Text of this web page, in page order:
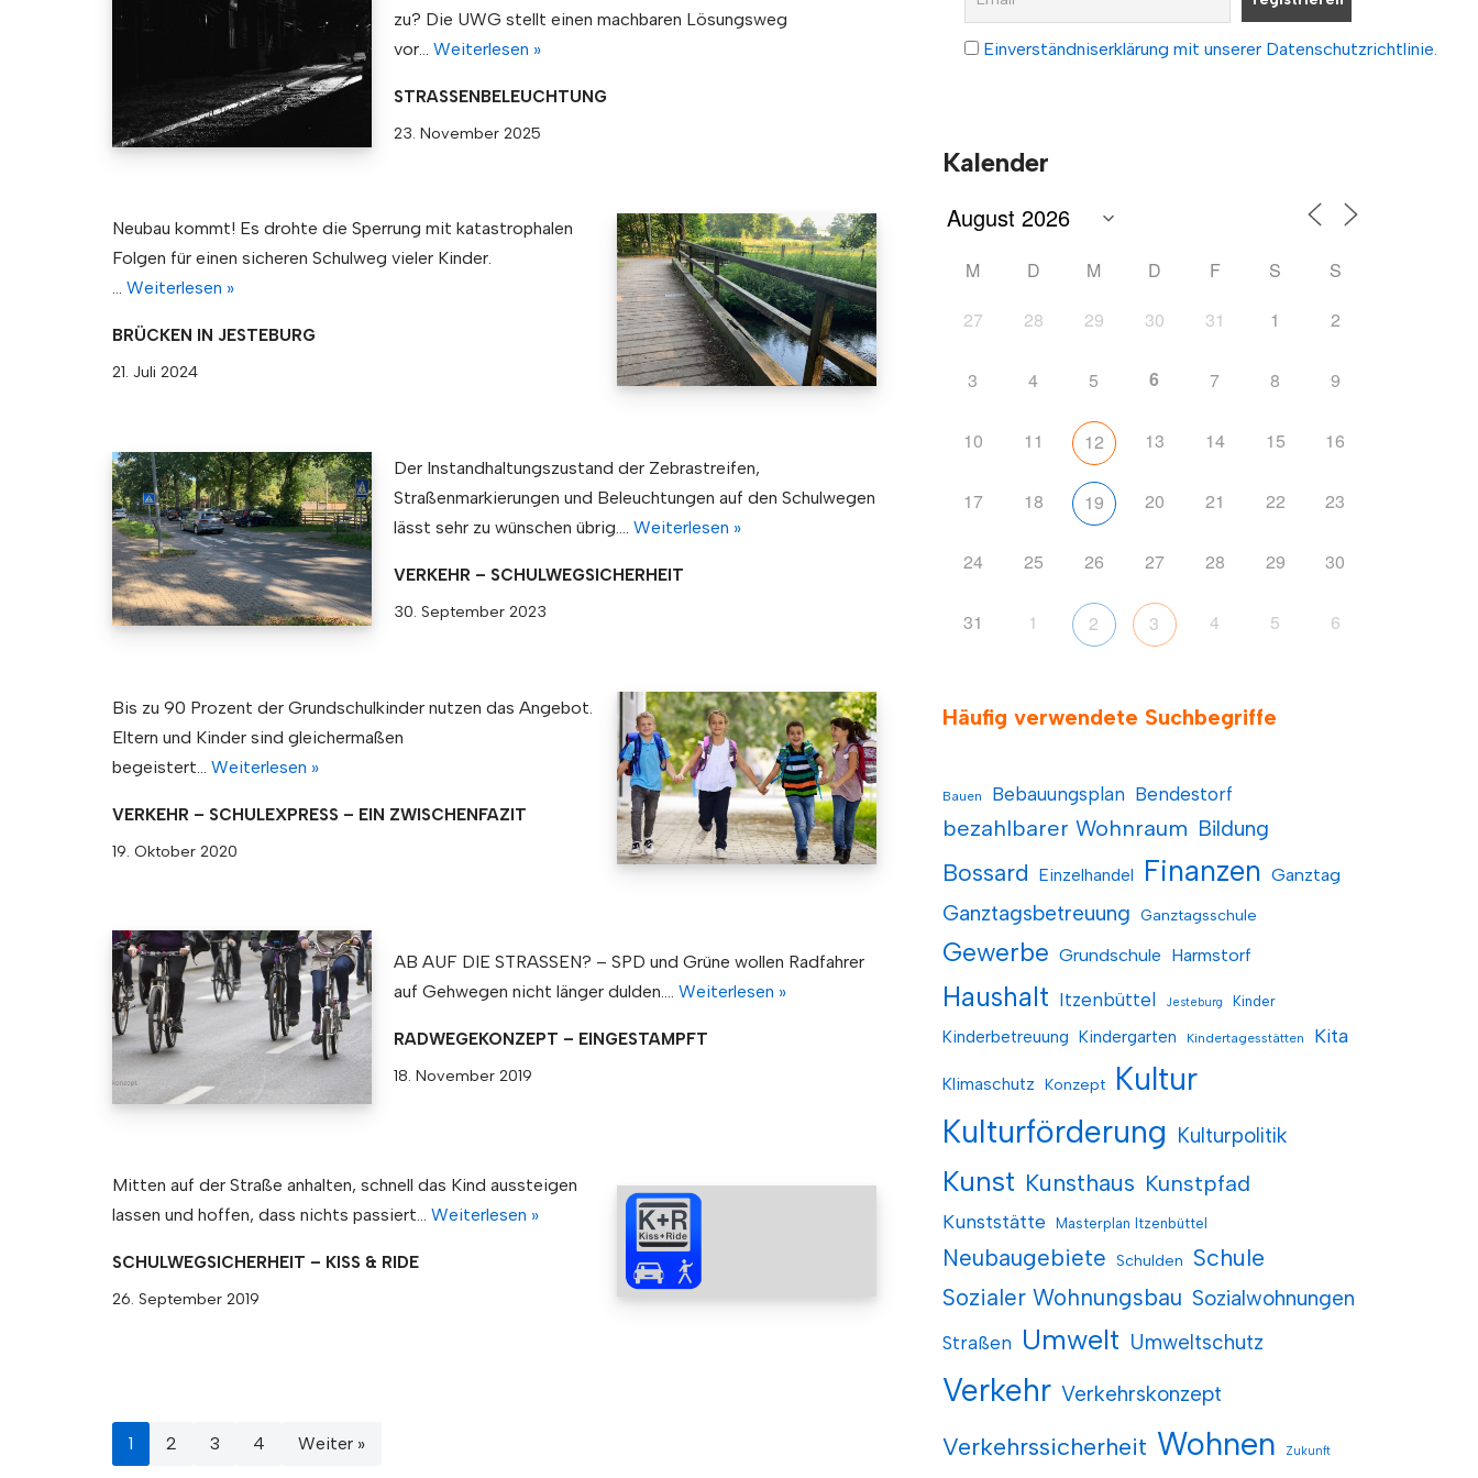
zu? Die UWG stellt einen machbaren Lösungsweg
vor…Weiterlesen »
STRASSENBELEUCHTUNG
23. November 2025
Neubau kommt! Es drohte die Sperrung mit katastrophalen
Folgen für einen sicheren Schulweg vieler Kinder.
… Weiterlesen »
BRÜCKEN IN JESTEBURG
21. Juli 2024
Der Instandhaltungszustand der Zebrastreifen,
Straßenmarkierungen und Beleuchtungen auf den Schulwegen
lässt sehr zu wünschen übrig.…Weiterlesen »
VERKEHR – SCHULWEGSICHERHEIT
30. September 2023
Bis zu 90 Prozent der Grundschulkinder nutzen das Angebot.
Eltern und Kinder sind gleichermaßen
begeistert… Weiterlesen »
VERKEHR – SCHULEXPRESS – EIN ZWISCHENFAZIT
19. Oktober 2020
AB AUF DIE STRASSEN? – SPD und Grüne wollen Radfahrer
auf Gehwegen nicht länger dulden.…Weiterlesen »
RADWEGEKONZEPT – EINGESTAMPFT
18. November 2019
Mitten auf der Straße anhalten, schnell das Kind aussteigen
lassen und hoffen, dass nichts passiert… Weiterlesen »
SCHULWEGSICHERHEIT – KISS & RIDE
26. September 2019
1 2 3 4 Weiter »
Einverständniserklärung mit unserer Datenschutzrichtlinie.
Kalender
M D M D F S
S
27
28 29 30 31 1 2
3 4 5 6 7 8 9
10 11 12 13 14 15 16
17 18 19 20 21 22 23
24 25 26 27 28 29 30
31 1 2 3 4 5 6
Häufig verwendete Suchbegriffe
Bauen Bebauungsplan Bendestorf
bezahlbarer Wohnraum Bildung
Bossard Einzelhandel Finanzen Ganztag
Ganztagsbetreuung Ganztagsschule
Gewerbe Grundschule Harmstorf
Haushalt Itzenbüttel Jesteburg Kinder
Kinderbetreuung Kindergarten Kindertagesstätten Kita
Klimaschutz Konzept
Kultur
Kulturförderung Kulturpolitik
Kunst Kunsthaus Kunstpfad
Kunststätte Masterplan Itzenbüttel
Neubaugebiete Schulden
Schule
Sozialer Wohnungsbau Sozialwohnungen
Straßen Umwelt Umweltschutz
Verkehr Verkehrskonzept
Verkehrssicherheit Wohnen Zukunft